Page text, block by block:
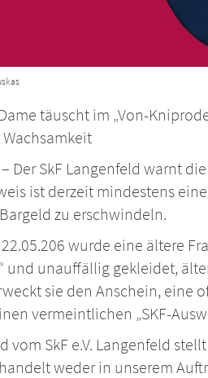
täuscht im „Von-
Der SkF Langenfeld warnt
ist derzeit mindestens
zu erschwindeln.
wurde eine ältere
und unauffällig gekleidet,
sie den Anschein, eine
vermeintlichen „SKF-
vom SkF e.V. Langenfeld
weder in unserem